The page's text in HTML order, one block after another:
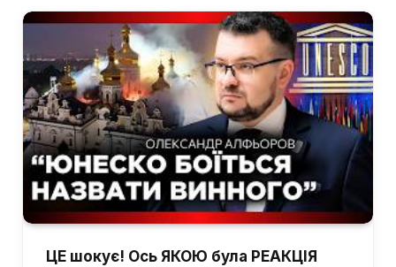
ЦЕ шокує! Ось ЯКОЮ була РЕАКЦІЯ